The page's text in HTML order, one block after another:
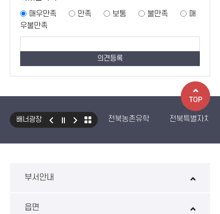
매우만족
만족 보통 불만족
매
우불만족
배너광장 전북농촌유학
전북특별자치
부서안내
읍면
TOP